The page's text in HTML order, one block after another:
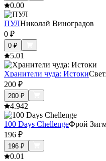
0.00
ПУЛНиколай Виноградов
0 ₽
0 ₽
5.01
Хранители чуда: Истоки
200 ₽
200 ₽
4.942
100 Days ChellengeФрой
196 ₽
196 ₽
0.01